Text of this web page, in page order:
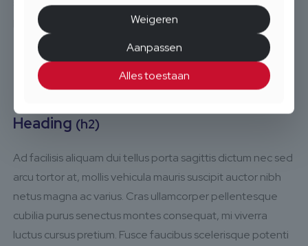
potenti euismod placerat, neque diam lobortis inceptos
eleifend tortor netus posuere, habitant at nisl hac
egestas a.
Heading (h2)
Ad facilisis aliquam dui tellus porta sagittis dictum nec sed
arcu tortor at, mollis vehicula mauris suscipit auctor nibh
netus magna ac varius. Cras ullamcorper pellentesque
cubilia purus senectus montes consequat, mi viverra
luctus cursus pretium. Fusce faucibus scelerisque potenti
Weigeren
Aanpassen
Alles toestaan